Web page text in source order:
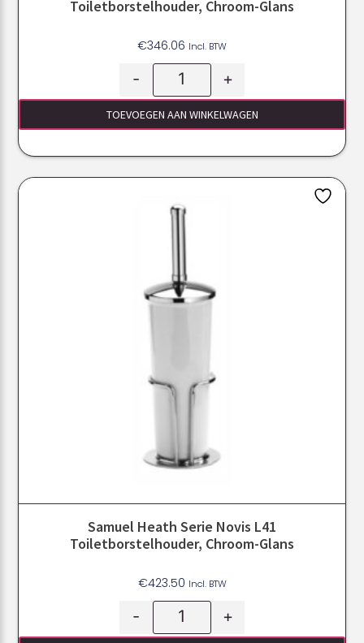
Toiletborstelhouder, Chroom-Glans
€346.06 Incl. BTW
- +
TOEVOEGEN AAN WINKELWAGEN
Samuel Heath Serie Novis L41
Toiletborstelhouder, Chroom-Glans
€423.50 Incl. BTW
- +